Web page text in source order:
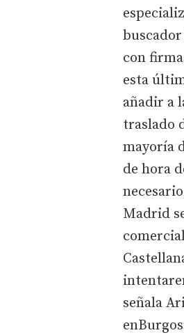
con
esta
añadir a
traslado
mayoría
de hora
Madrid
señala